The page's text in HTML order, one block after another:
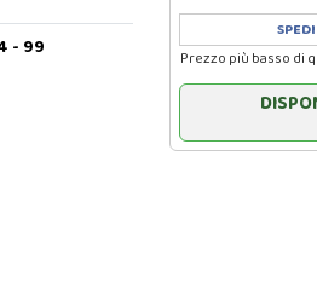
- 99
Prezzo più basso di